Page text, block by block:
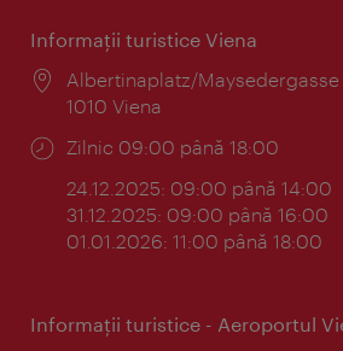
Informaţii turistice Viena
Locul:
Albertinaplatz/Maysedergasse
1010 Viena
Program:
Zilnic 09:00 până 18:00
24.12.2025: 09:00 până 14:00
31.12.2025: 09:00 până 16:00
01.01.2026: 11:00 până 18:00
Informaţii turistice - Aeroportul